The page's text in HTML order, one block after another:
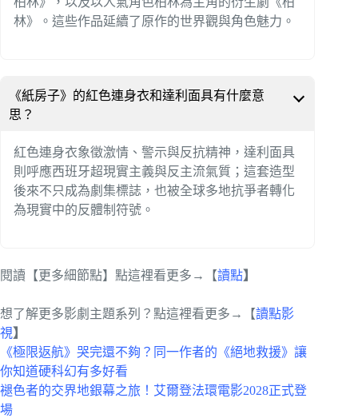
林》。這些作品延續了原作的世界觀與角色魅力。
《紙房子》的紅色連身衣和達利面具有什麼意
思？
紅色連身衣象徵激情、警示與反抗精神，達利面具
則呼應西班牙超現實主義與反主流氣質；這套造型
後來不只成為劇集標誌，也被全球多地抗爭者轉化
為現實中的反體制符號。
閱讀【更多細節點】點這裡看更多→【讀點】
想了解更多影劇主題系列？點這裡看更多→【讀點影
視】
《極限返航》哭完還不夠？同一作者的《絕地救援》讓
你知道硬科幻有多好看
褪色者的交界地銀幕之旅！艾爾登法環電影2028正式登
場